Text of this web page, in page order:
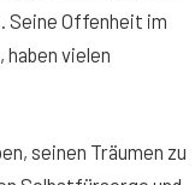
Seine Offenheit im
vielen
seinen Träumen zu